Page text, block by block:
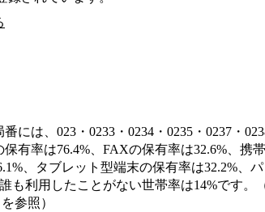
には、023・0233・0234・0235・0237・
有率は76.4%、FAXの保有率は32.6%、携
、タブレット型端末の保有率は32.2%、
も利用したことがない世帯率は14%です。
参照）